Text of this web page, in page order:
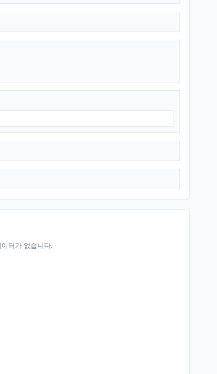
터가 없습니다.